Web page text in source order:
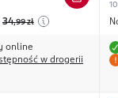
34,99 zł
online
w drogerii